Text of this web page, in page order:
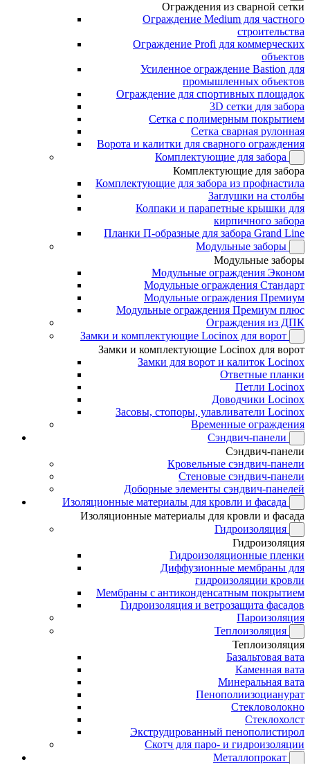
Ограждения из сварной сетки
Ограждение Medium для частного
строительства
Ограждение Profi для коммерческих
объектов
Усиленное ограждение Bastion для
промышленных объектов
Ограждение для спортивных площадок
3D сетки для забора
Сетка с полимерным покрытием
Сетка сварная рулонная
Ворота и калитки для сварного ограждения
Комплектующие для забора
Комплектующие для забора
Комплектующие для забора из профнастила
Заглушки на столбы
Колпаки и парапетные крышки для
кирпичного забора
Планки П-образные для забора Grand Line
Модульные заборы
Модульные заборы
Модульные ограждения Эконом
Модульные ограждения Стандарт
Модульные ограждения Премиум
Модульные ограждения Премиум плюс
Ограждения из ДПК
Замки и комплектующие Locinox для ворот
Замки и комплектующие Locinox для ворот
Замки для ворот и калиток Locinox
Ответные планки
Петли Locinox
Доводчики Locinox
Засовы, стопоры, улавливатели Locinox
Временные ограждения
Сэндвич-панели
Сэндвич-панели
Кровельные сэндвич-панели
Стеновые сэндвич-панели
Доборные элементы сэндвич-панелей
Изоляционные материалы для кровли и фасада
Изоляционные материалы для кровли и фасада
Гидроизоляция
Гидроизоляция
Гидроизоляционные пленки
Диффузионные мембраны для
гидроизоляции кровли
Мембраны с антиконденсатным покрытием
Гидроизоляция и ветрозащита фасадов
Пароизоляция
Теплоизоляция
Теплоизоляция
Базальтовая вата
Каменная вата
Минеральная вата
Пенополиизоцианурат
Стекловолокно
Стеклохолст
Экструдированный пенополистирол
Скотч для паро- и гидроизоляции
Металлопрокат